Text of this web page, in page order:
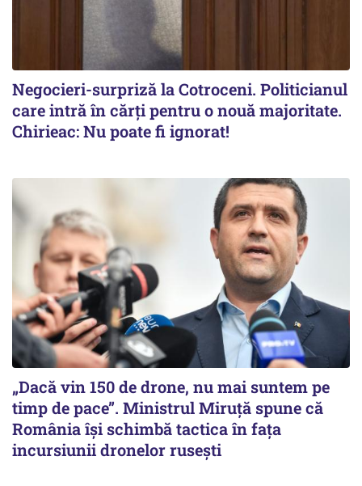
Negocieri-surpriză la Cotroceni. Politicianul
care intră în cărți pentru o nouă majoritate.
Chirieac: Nu poate fi ignorat!
„Dacă vin 150 de drone, nu mai suntem pe
timp de pace”. Ministrul Miruţă spune că
România își schimbă tactica în fața
incursiunii dronelor rusești